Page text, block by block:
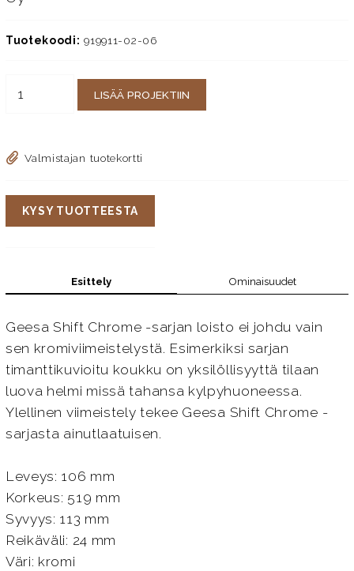
Tuotekoodi: 919911-02-06
LISÄÄ PROJEKTIIN
Valmistajan tuotekortti
KYSY TUOTTEESTA
Esittely Ominaisuudet
Geesa Shift Chrome -sarjan loisto ei johdu vain
sen kromiviimeistelystä. Esimerkiksi sarjan
timanttikuvioitu koukku on yksilöllisyyttä tilaan
luova helmi missä tahansa kylpyhuoneessa.
Ylellinen viimeistely tekee Geesa Shift Chrome -
sarjasta ainutlaatuisen.
Leveys: 106 mm
Korkeus: 519 mm
Syvyys: 113 mm
Reikäväli: 24 mm
Väri: kromi